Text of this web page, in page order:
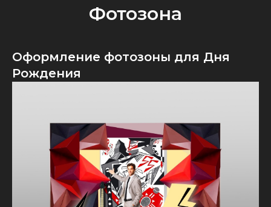
Фотозона
Оформление фотозоны для Дня
Рождения